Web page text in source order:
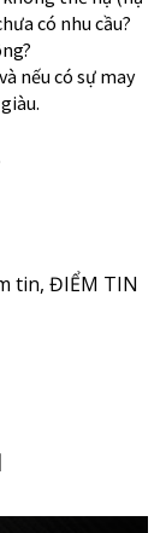
có nhu cầu?
nếu có sự may
tin, ĐIỂM TIN